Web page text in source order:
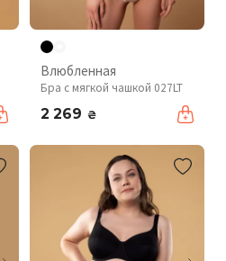
Влюбленная
Бра с мягкой чашкой 027LT
2 269 ₴